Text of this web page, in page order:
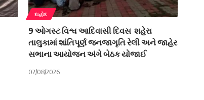
દાહોદ
9 ઓગસ્ટ વિશ્વ આદિવાસી દિવસ શહેરા
તાલુકામાં શાંતિપૂર્ણ જનજાગૃતિ રેલી અને જાહેર
સભાના આયોજન અંગે બેઠક યોજાઈ
02/08/2026